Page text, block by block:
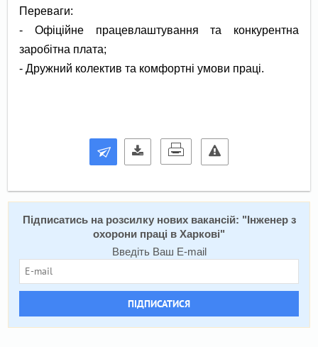
Переваги:
- Офіційне працевлаштування та конкурентна
заробітна плата;
- Дружний колектив та комфортні умови праці.
Підписатись на розсилку нових вакансій: " Інженер з
охорони праці в Харкові"
Введіть Ваш E-mail
ПІДПИСАТИСЯ